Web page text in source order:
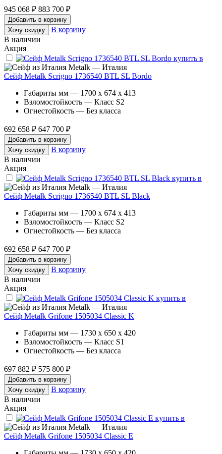
945 068 ₽ 883 700 ₽
Добавить в корзину
Хочу скидку
В корзину
В наличии
Акция
Metalk — Италия
Сейф Metalk Scrigno 1736540 BTL SL Bordo
Габариты мм — 1700 x 674 x 413
Взломостойкость — Класс S2
Огнестойкость — Без класса
692 658 ₽ 647 700 ₽
Добавить в корзину
Хочу скидку
В корзину
В наличии
Акция
Metalk — Италия
Сейф Metalk Scrigno 1736540 BTL SL Black
Габариты мм — 1700 x 674 x 413
Взломостойкость — Класс S2
Огнестойкость — Без класса
692 658 ₽ 647 700 ₽
Добавить в корзину
Хочу скидку
В корзину
В наличии
Акция
Metalk — Италия
Сейф Metalk Grifone 1505034 Classic K
Габариты мм — 1730 x 650 x 420
Взломостойкость — Класс S1
Огнестойкость — Без класса
697 882 ₽ 575 800 ₽
Добавить в корзину
Хочу скидку
В корзину
В наличии
Акция
Metalk — Италия
Сейф Metalk Grifone 1505034 Classic E